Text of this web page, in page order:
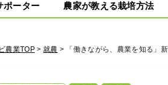
ポーター 農家が教える栽培方法
農業TOP> 就農 > 「働きながら、農業を知る」